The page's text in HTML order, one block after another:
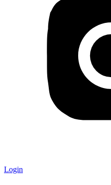
Login